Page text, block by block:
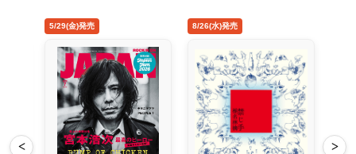
<
4/22(水)発売 5/29(金)発売
>